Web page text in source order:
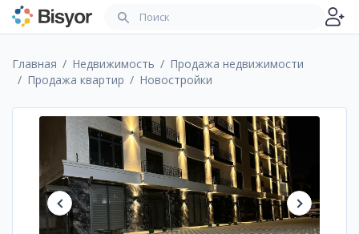
Главная Недвижимость
Продажа недвижимости
Продажа квартир
Новостройки